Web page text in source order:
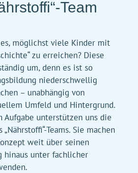
Team
möglichst viele Kinder mit
zu erreichen? Diese
um, denn es ist so
niederschwellig
– unabhängig von
Umfeld und Hintergrund.
Aufgabe unterstützen uns die
Teams. Sie machen
weit über seinen
hinaus unter fachlicher